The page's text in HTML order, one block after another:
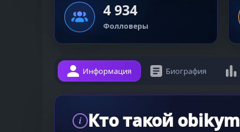
4 934
Фолловеры
Информация Биография
i Кто такой obikym